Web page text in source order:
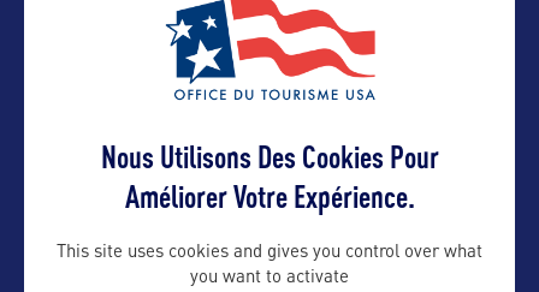
Suivre
Nous Utilisons Des Cookies Pour
Améliorer Votre Expérience.
This site uses cookies and gives you control over what
you want to activate